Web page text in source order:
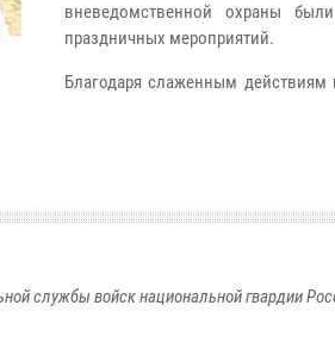
вневедомственной охраны
праздничных мероприятий.
Благодаря слаженным действиям
службы войск национальной гвардии